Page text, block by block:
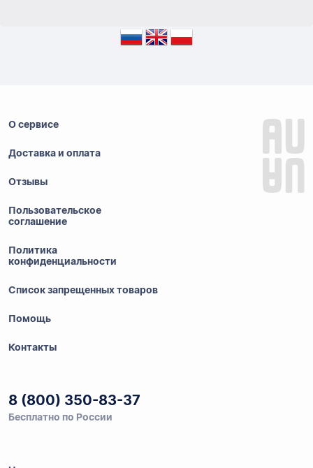
О сервисе
Доставка и оплата
Отзывы
Пользовательское
соглашение
Политика
конфиденциальности
Список запрещенных товаров
Помощь
Контакты
8 (800) 350-83-37
Бесплатно по России